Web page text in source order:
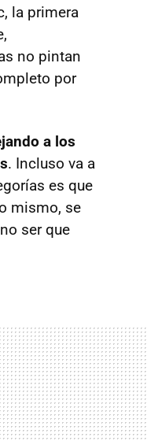
la primera
no pintan
por
a los
. Incluso va a
es que
mismo, se
ser que